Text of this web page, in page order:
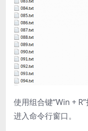
使用组合键“Win +
进入命令行窗口。